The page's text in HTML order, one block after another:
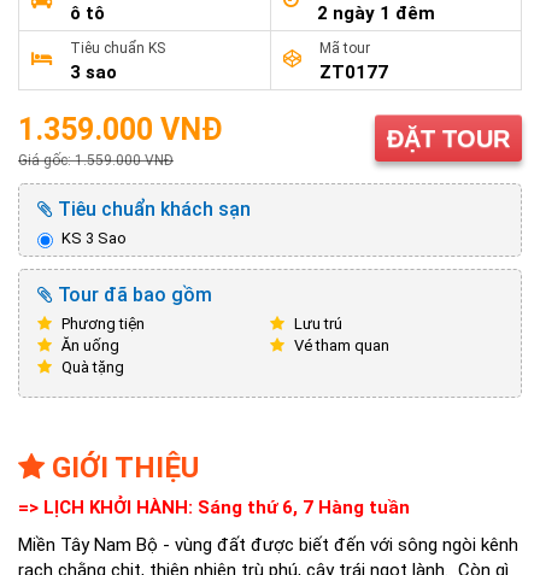
ô tô 2 ngày 1 đêm
Tiêu chuẩn KS
3 sao
Mã tour
ZT0177
1.359.000 VNĐ
Giá gốc: 1.559.000 VNĐ
ĐẶT TOUR
Tiêu chuẩn khách sạn
KS 3 Sao
Tour đã bao gồm
Phương tiện
Lưu trú
Ăn uống
Vé tham quan
Quà tặng
GIỚI THIỆU
=> LỊCH KHỞI HÀNH: Sáng thứ 6, 7 Hàng tuần
Miền Tây Nam Bộ - vùng đất được biết đến với sông ngòi kênh